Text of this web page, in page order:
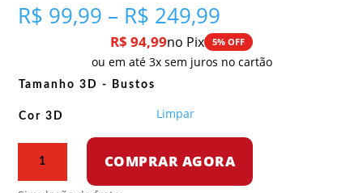
R$ 99,99 – R$ 249,99
de
preço:
R$ 99,99
R$ 94,99no Pix 5% OFF
ou em até 3x sem juros no cartão
Tamanho 3D - Bustos
Cor 3D Limpar
pedestal
COMPRAR AGORA